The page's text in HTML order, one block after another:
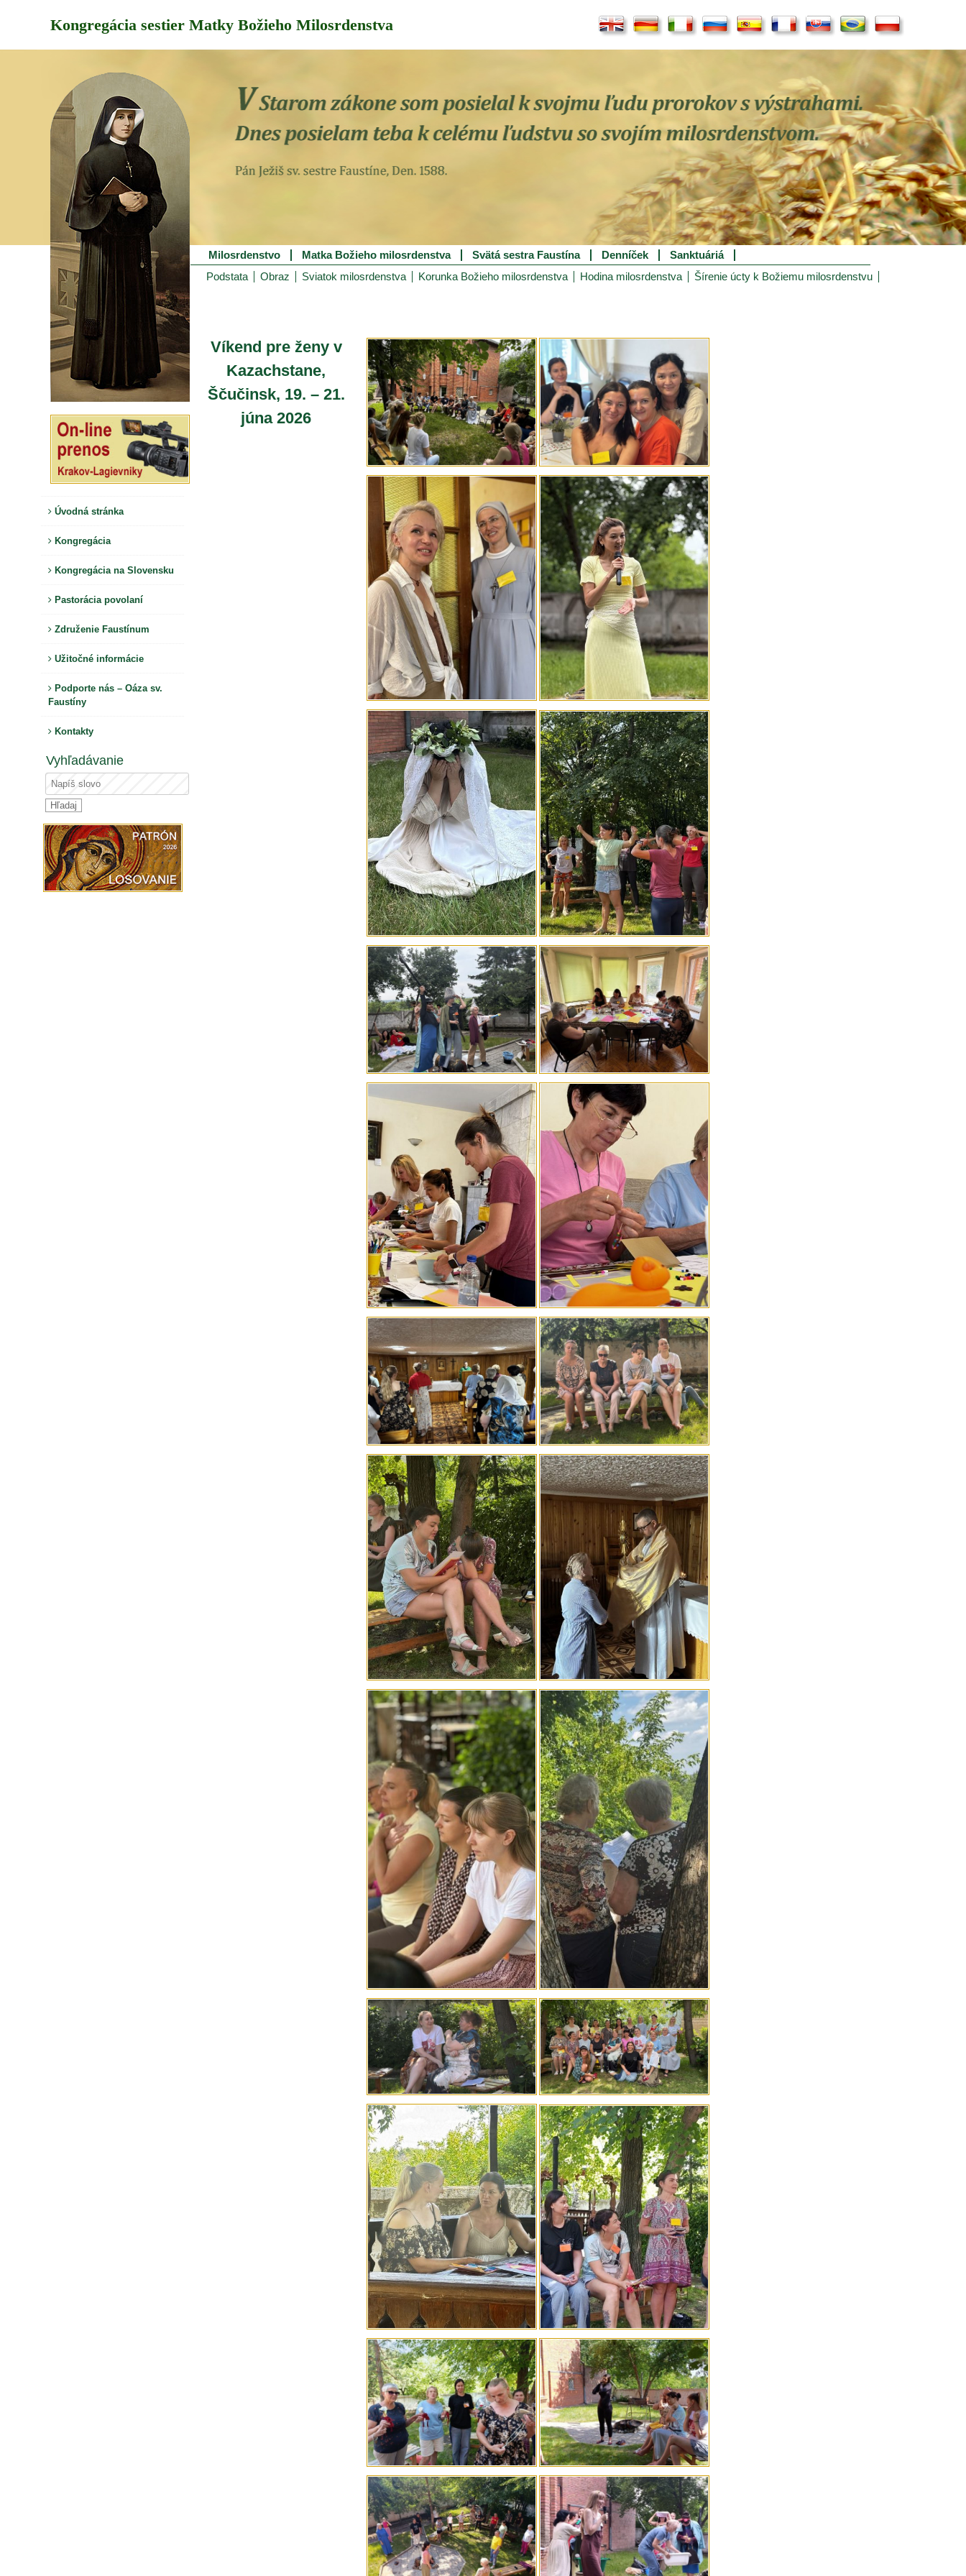
Kongregácia sestier Matky Božieho Milosrdenstva
Úvodná stránka
Kongregácia
Kongregácia na Slovensku
Pastorácia povolaní
Združenie Faustínum
Užitočné informácie
Podporte nás – Oáza sv.
Faustíny
Kontakty
Vyhľadávanie
Milosrdenstvo Matka Božieho milosrdenstva Svätá sestra Faustína Denníček
Sanktuáriá
Podstata
Obraz Sviatok milosrdenstva Korunka Božieho milosrdenstva Hodina milosrdenstva Šírenie úcty k Božiemu milosrdenstvu
Víkend pre ženy v
Kazachstane,
Ščučinsk, 19. – 21.
júna 2026